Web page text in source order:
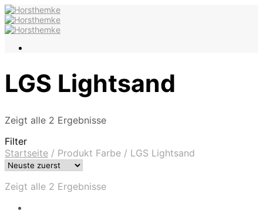
LGS Lightsand
Zeigt alle 2 Ergebnisse
Filter
Startseite / Produkt Farbe / LGS Lightsand
Zeigt alle 2 Ergebnisse